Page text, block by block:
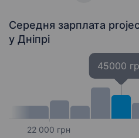
Середня зарплата
у Дніпрі
22 000 грн
45000